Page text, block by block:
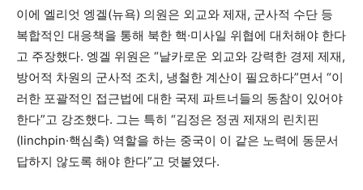
이에 엘리엇 엥겔(뉴욕) 의원은 외교와 제재, 군사적 수단 등
복합적인 대응책을 통해 북한 핵·미사일 위협에 대처해야 한다
고 주장했다. 엥겔 위원은 “날카로운 외교와 강력한 경제 제재,
방어적 차원의 군사적 조치, 냉철한 계산이 필요하다”면서 “이
러한 포괄적인 접근법에 대한 국제 파트너들의 동참이 있어야
한다”고 강조했다. 그는 특히 “김정은 정권 제재의 린치핀
(linchpin·핵심축) 역할을 하는 중국이 이 같은 노력에 동문서
답하지 않도록 해야 한다”고 덧붙였다.